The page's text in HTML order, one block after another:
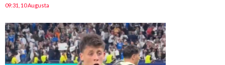
09:31, 10 Augusta